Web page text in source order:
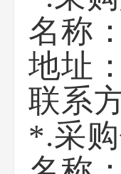
名称：
地址：
联系
*.采